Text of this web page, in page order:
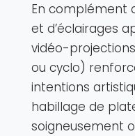
En complément
et d’éclairages
vidéo-
ou cyclo)
intentions
habillage de
soigneusement